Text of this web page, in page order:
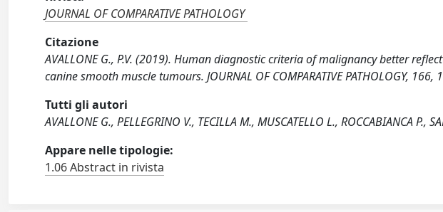
JOURNAL OF COMPARATIVE PATHOLOGY
Citazione
AVALLONE G., P.V. (2019). Human diagnostic criteria of malignancy better
canine smooth muscle tumours. JOURNAL OF COMPARATIVE PATHOLOGY, 166,
Tutti gli autori
AVALLONE G., PELLEGRINO V., TECILLA M., MUSCATELLO L., ROCCABIANCA P.,
Appare nelle tipologie:
1.06 Abstract in rivista